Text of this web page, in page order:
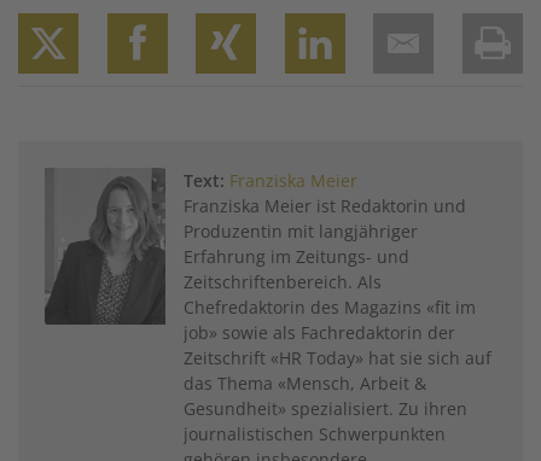
Text: Franziska Meier
Franziska Meier ist Redaktorin und
Produzentin mit langjähriger
Erfahrung im Zeitungs- und
Zeitschriftenbereich. Als
Chefredaktorin des Magazins «fit im
job» sowie als Fachredaktorin der
Zeitschrift «HR Today» hat sie sich auf
das Thema «Mensch, Arbeit &
Gesundheit» spezialisiert. Zu ihren
journalistischen Schwerpunkten